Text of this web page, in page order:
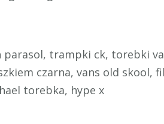
trampki ck, torebki
czarna, vans old skool,
torebka, hype x